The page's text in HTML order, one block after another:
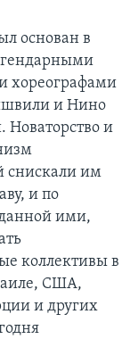
основан в
хореографами
и Нино
и
снискали им
и по
ими,
коллективы в
США,
и других